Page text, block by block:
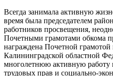
Всегда занимала активную
время была председателем
работников просвещения,
Почетными грамотами обкома
награждена Почетной грамотой
Калининградской областной
многолетнюю активную работу
трудовых прав и социально-